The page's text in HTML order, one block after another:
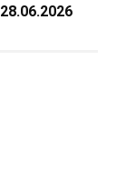
28.06.2026